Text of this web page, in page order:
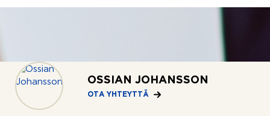
OSSIAN JOHANSSON
OTA YHTEYTTÄ